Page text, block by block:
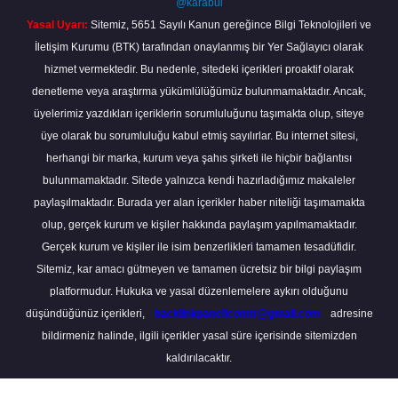
@karabul
Yasal Uyarı: Sitemiz, 5651 Sayılı Kanun gereğince Bilgi Teknolojileri ve
İletişim Kurumu (BTK) tarafından onaylanmış bir Yer Sağlayıcı olarak
hizmet vermektedir. Bu nedenle, sitedeki içerikleri proaktif olarak
denetleme veya araştırma yükümlülüğümüz bulunmamaktadır. Ancak,
üyelerimiz yazdıkları içeriklerin sorumluluğunu taşımakta olup, siteye
üye olarak bu sorumluluğu kabul etmiş sayılırlar. Bu internet sitesi,
herhangi bir marka, kurum veya şahıs şirketi ile hiçbir bağlantısı
bulunmamaktadır. Sitede yalnızca kendi hazırladığımız makaleler
paylaşılmaktadır. Burada yer alan içerikler haber niteliği taşımamakta
olup, gerçek kurum ve kişiler hakkında paylaşım yapılmamaktadır.
Gerçek kurum ve kişiler ile isim benzerlikleri tamamen tesadüfidir.
Sitemiz, kar amacı gütmeyen ve tamamen ücretsiz bir bilgi paylaşım
platformudur. Hukuka ve yasal düzenlemelere aykırı olduğunu
düşündüğünüz içerikleri,
backlinkpanelicomtr@gmail.com
adresine
bildirmeniz halinde, ilgili içerikler yasal süre içerisinde sitemizden
kaldırılacaktır.